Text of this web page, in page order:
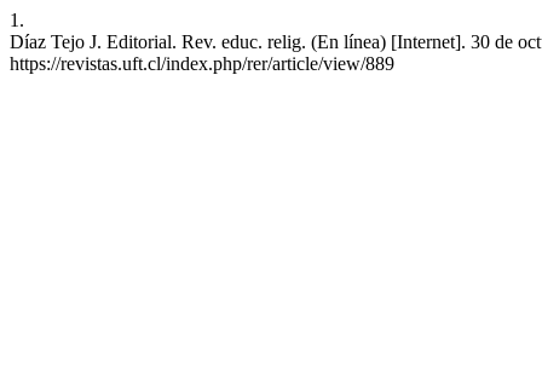
1.
Díaz Tejo J. Editorial. Rev. educ. relig. (En línea) [Internet]. 30 de
https://revistas.uft.cl/index.php/rer/article/view/889